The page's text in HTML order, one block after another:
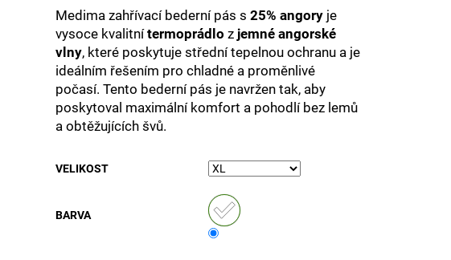
Medima zahřívací bederní pás s 25% angory je
vysoce kvalitnítermoprádlo z jemné angorské
vlny, které poskytuje střední tepelnou ochranu a je
ideálním řešením pro chladné a proměnlivé
počasí. Tento bederní pás je navržen tak, aby
poskytoval maximální komfort a pohodlí bez lemů
a obtěžujících švů.
VELIKOST
BARVA
LEGÍNY PROTI CELULITIDĚ A PRO
HUBNUTÍ POMOCÍ FIR EFEKTU